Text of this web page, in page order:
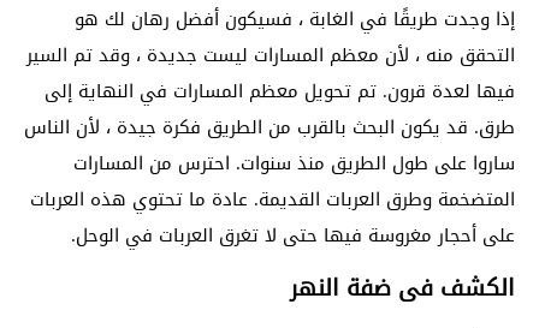
إذا وجدت طريقًا في الغابة ، فسيكون أفضل رهان لك هو
التحقق منه ، لأن معظم المسارات ليست جديدة ، وقد تم السير
فيها لعدة قرون. تم تحويل معظم المسارات في النهاية إلى
طرق. قد يكون البحث بالقرب من الطريق فكرة جيدة ، لأن الناس
ساروا على طول الطريق منذ سنوات. احترس من المسارات
المتضخمة وطرق العربات القديمة. عادة ما تحتوي هذه العربات
على أحجار مغروسة فيها حتى لا تغرق العربات في الوحل.
الكشف فى ضفة النهر